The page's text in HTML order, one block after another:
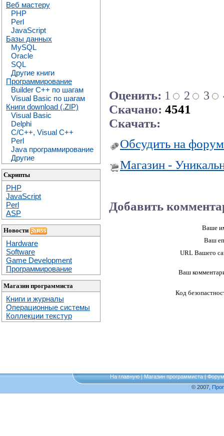
Веб мастеру
PHP
Perl
JavaScript
Базы данных
MySQL
Oracle
SQL
Другие книги
Программирование
Builder C++ по шагам
Visual Basic по шагам
Книги download (.ZIP)
Visual Basic
Delphi
C/C++, Visual C++
Perl
Java программирование
Другие
Скрипты
PHP
JavaScript
Perl
ASP
Новости
Hardware
Software
Game Development
Программирование
Магазин программиста
Книги и журналы
Операционные системы
Коллекции текстур
Оценить: 1 2 3
Скачано: 4541
Скачать:
Обсудить на
Магазин -
Добавить
Ваше
Ваш
URL Вашего
Ваш
Код
На главную|Магазин программиста|Форум
© 2007,